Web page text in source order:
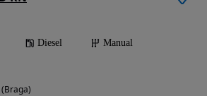
Diesel
Manual